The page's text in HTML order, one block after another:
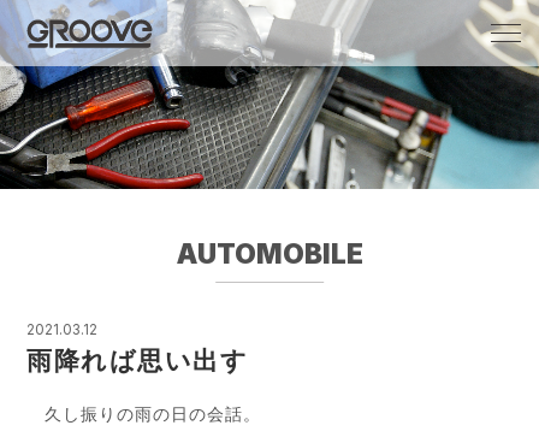
Groove 自転車 カフェ 輸入車・国産車のチ
ューニング/販売
AUTOMOBILE
2021.03.12
雨降れば思い出す
久し振りの雨の日の会話。